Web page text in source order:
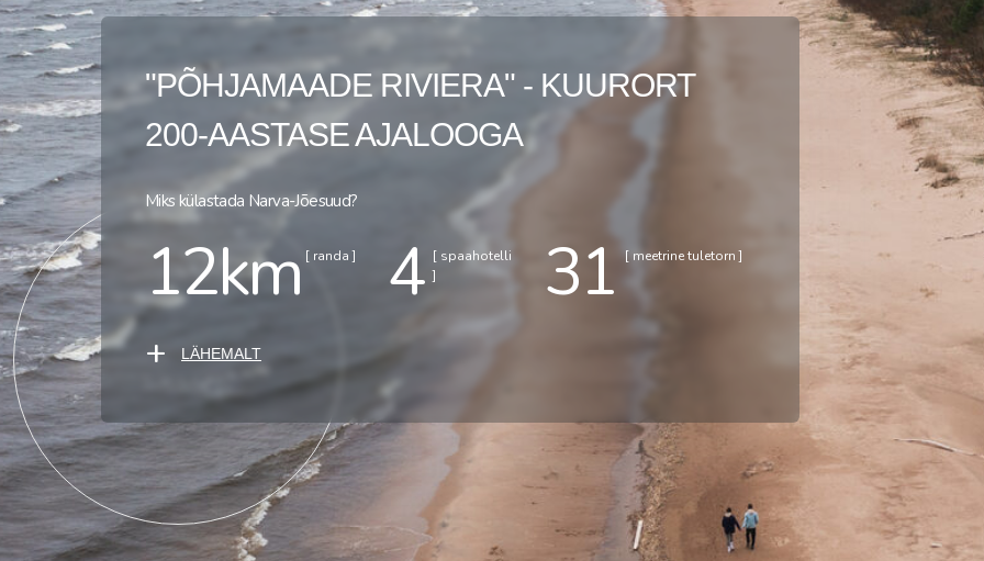
"PÕHJAMAADE RIVIERA" - KUURORT
200-AASTASE AJALOOGA
Miks külastada Narva-Jõesuud?
12km 4 31
[ randa ]
[ spaahotelli
]
[ meetrine tuletorn ]
LÄHEMALT
+